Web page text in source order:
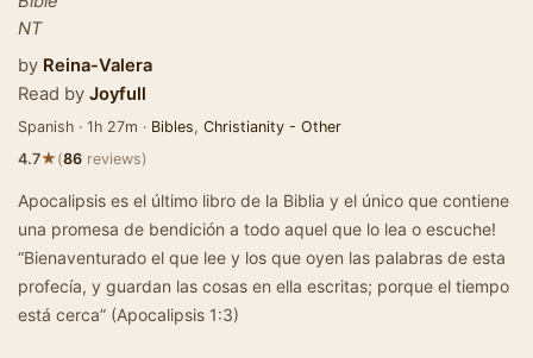
NT
by Reina-Valera
Read by Joyfull
Spanish · 1h 27m · Bibles, Christianity - Other
4.7★(86 reviews)
Apocalipsis es el último libro de la Biblia y el único que contiene
una promesa de bendición a todo aquel que lo lea o escuche!
“Bienaventurado el que lee y los que oyen las palabras de esta
profecía, y guardan las cosas en ella escritas; porque el tiempo
está cerca” (Apocalipsis 1:3)